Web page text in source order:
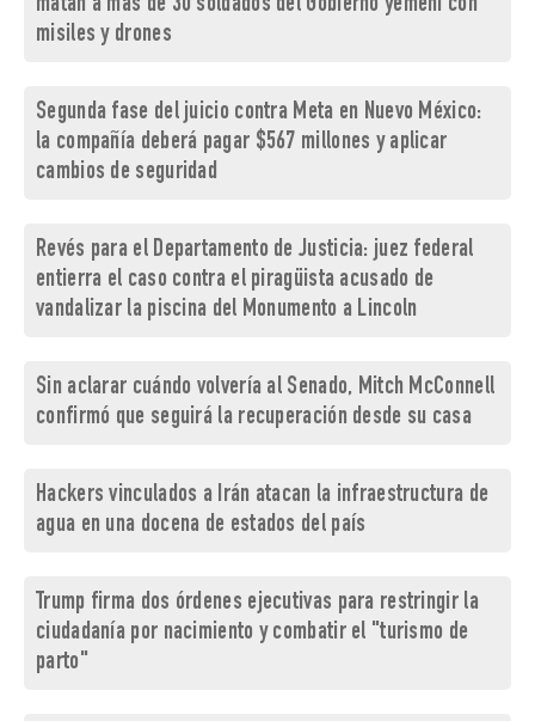
misiles y drones
Segunda fase del juicio contra Meta en Nuevo México:
la compañía deberá pagar $567 millones y aplicar
cambios de seguridad
Revés para el Departamento de Justicia: juez federal
entierra el caso contra el piragüista acusado de
vandalizar la piscina del Monumento a Lincoln
Sin aclarar cuándo volvería al Senado, Mitch McConnell
confirmó que seguirá la recuperación desde su casa
Hackers vinculados a Irán atacan la infraestructura de
agua en una docena de estados del país
Trump firma dos órdenes ejecutivas para restringir la
ciudadanía por nacimiento y combatir el "turismo de
parto"